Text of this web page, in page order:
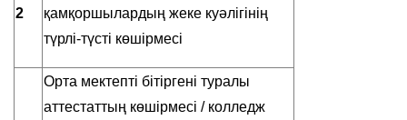
2
қамқоршылардың жеке куәлігінің
түрлі-түсті көшірмесі
Орта мектепті бітіргені туралы
аттестаттың көшірмесі / колледж